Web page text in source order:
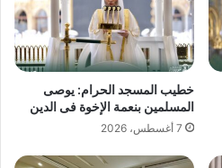
خطيب المسجد الحرام: يوصى
المسلمين بنعمة الإخوة فى الدين
7 أغسطس، 2026